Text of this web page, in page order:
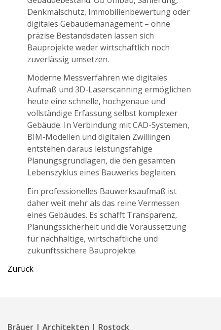
Denkmalschutz, Immobilienbewertung oder
digitales Gebäudemanagement – ohne
präzise Bestandsdaten lassen sich
Bauprojekte weder wirtschaftlich noch
zuverlässig umsetzen.
Moderne Messverfahren wie digitales
Aufmaß und 3D-Laserscanning ermöglichen
heute eine schnelle, hochgenaue und
vollständige Erfassung selbst komplexer
Gebäude. In Verbindung mit CAD-Systemen,
BIM-Modellen und digitalen Zwillingen
entstehen daraus leistungsfähige
Planungsgrundlagen, die den gesamten
Lebenszyklus eines Bauwerks begleiten.
Ein professionelles Bauwerksaufmaß ist
daher weit mehr als das reine Vermessen
eines Gebäudes. Es schafft Transparenz,
Planungssicherheit und die Voraussetzung
für nachhaltige, wirtschaftliche und
zukunftssichere Bauprojekte.
Zurück
Bräuer | Architekten | Rostock